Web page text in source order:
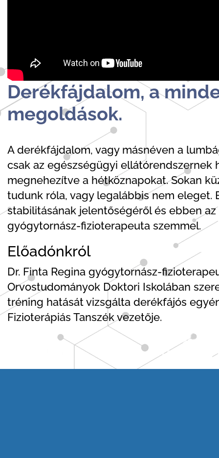
Derékfájdalom, a
megoldások.
A derékfájdalom, vagy másnéven a
csak az egészségügyi ellátórendszernek
megnehezítve a hétköznapokat. Sokan
tudunk róla, vagy legalábbis nem eleget.
stabilitásának jelentőségéről és ebben
gyógytornász-fizioterapeuta szemmel.
Előadónkról
Dr. Finta Regina gyógytornász-
Orvostudományok Doktori Iskolában
tréning hatását vizsgálta derékfájós
Fizioterápiás Tanszék vezetője.